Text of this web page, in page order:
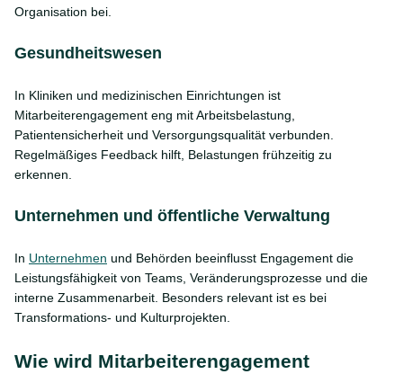
Organisation bei.
Gesundheitswesen
In Kliniken und medizinischen Einrichtungen ist
Mitarbeiterengagement eng mit Arbeitsbelastung,
Patientensicherheit und Versorgungsqualität verbunden.
Regelmäßiges Feedback hilft, Belastungen frühzeitig zu
erkennen.
Unternehmen und öffentliche Verwaltung
In Unternehmen und Behörden beeinflusst Engagement die
Leistungsfähigkeit von Teams, Veränderungsprozesse und die
interne Zusammenarbeit. Besonders relevant ist es bei
Transformations- und Kulturprojekten.
Wie wird Mitarbeiterengagement